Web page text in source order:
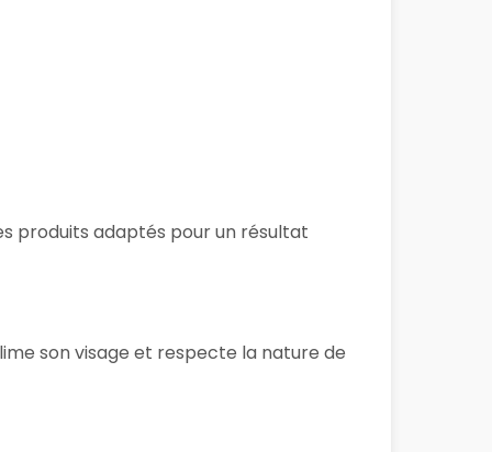
produits adaptés pour un résultat
son visage et respecte la nature de